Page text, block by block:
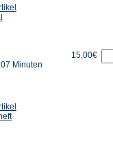
Minuten
15,00€